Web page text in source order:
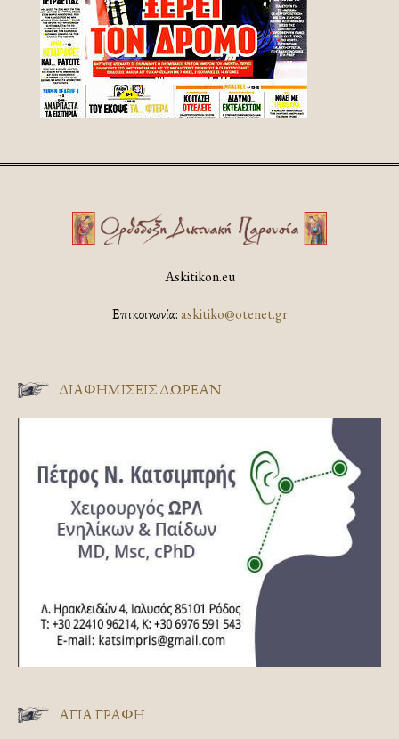
Askitikon.eu
Επικοινωνία:askitiko@otenet.gr
ΔΙΑΦΗΜΊΣΕΙΣ ΔΩΡΕΆΝ
ΑΓΊΑ ΓΡΑΦΉ